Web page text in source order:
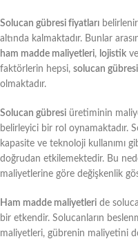
Solucan gübresi fiyatları
altında kalmaktadır. Bunlar
ham madde maliyetleri, lojistik ve
faktörlerin hepsi, solucan gübresi
olmaktadır.
Solucan gübresi üretiminin
belirleyici bir rol oynamaktadır.
kapasite ve teknoloji kullanımı
doğrudan etkilemektedir. Bu
maliyetlerine göre değişkenlik
Ham madde maliyetleri de
bir etkendir. Solucanların
maliyetleri, gübrenin maliyetini